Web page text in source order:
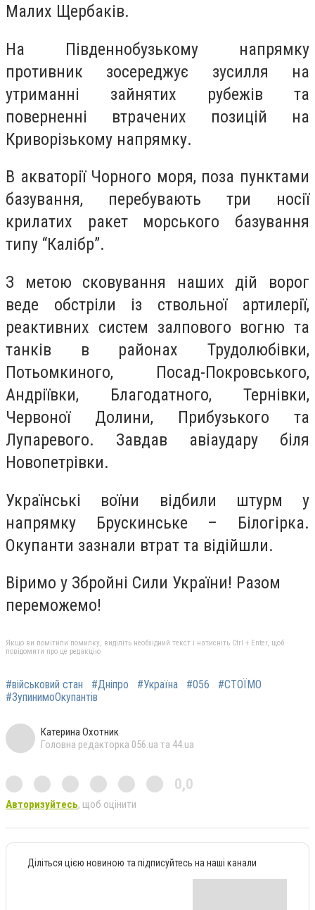
Малих Щербаків.
На Південнобузькому напрямку
противник зосереджує зусилля на
утриманні зайнятих рубежів та
поверненні втрачених позицій на
Криворізькому напрямку.
В акваторії Чорного моря, поза пунктами
базування, перебувають три носії
крилатих ракет морського базування
типу “Калібр”.
З метою сковування наших дій ворог
веде обстріли із ствольної артилерії,
реактивних систем залпового вогню та
танків в районах Трудолюбівки,
Потьомкиного, Посад-Покровського,
Андріївки, Благодатного, Тернівки,
Червоної Долини, Прибузького та
Лупаревого. Завдав авіаудару біля
Новопетрівки.
Українські воїни відбили штурм у
напрямку Брускинське – Білогірка.
Окупанти зазнали втрат та відійшли.
Віримо у Збройні Сили України! Разом
переможемо!
Якщо ви помітили помилку, виділіть необхідний текст і натисніть Ctrl + Enter, щоб
повідомити про це редакцію
#військовий стан #Дніпро #Україна #056
#СТОЇМО
#ЗупинимоОкупантів
Катерина Охотник
Головна редакторка 056.ua та 44.ua
0,0
Авторизуйтесь, щоб оцінити
Діліться цією новиною та підписуйтесь на наші канали